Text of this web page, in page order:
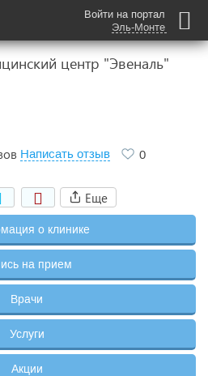
Войти на портал
Эль-Монте
центр "Эвеналь"
Написать отзыв
0
Еще
о клинике
на прием
Врачи
Услуги
Акции